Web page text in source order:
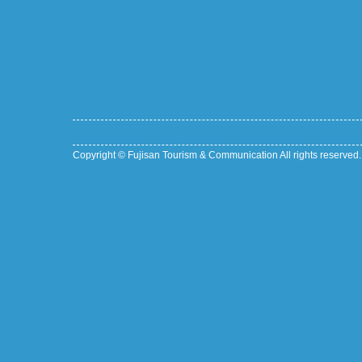
Copyright © Fujisan Tourism & Communication All rights reserved.